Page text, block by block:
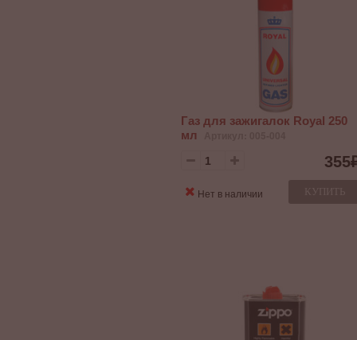
Газ для зажигалок Royal 250
мл
355
КУПИТЬ
Нет в наличии